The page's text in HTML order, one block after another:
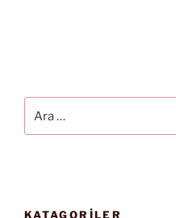
KATAGORİLER